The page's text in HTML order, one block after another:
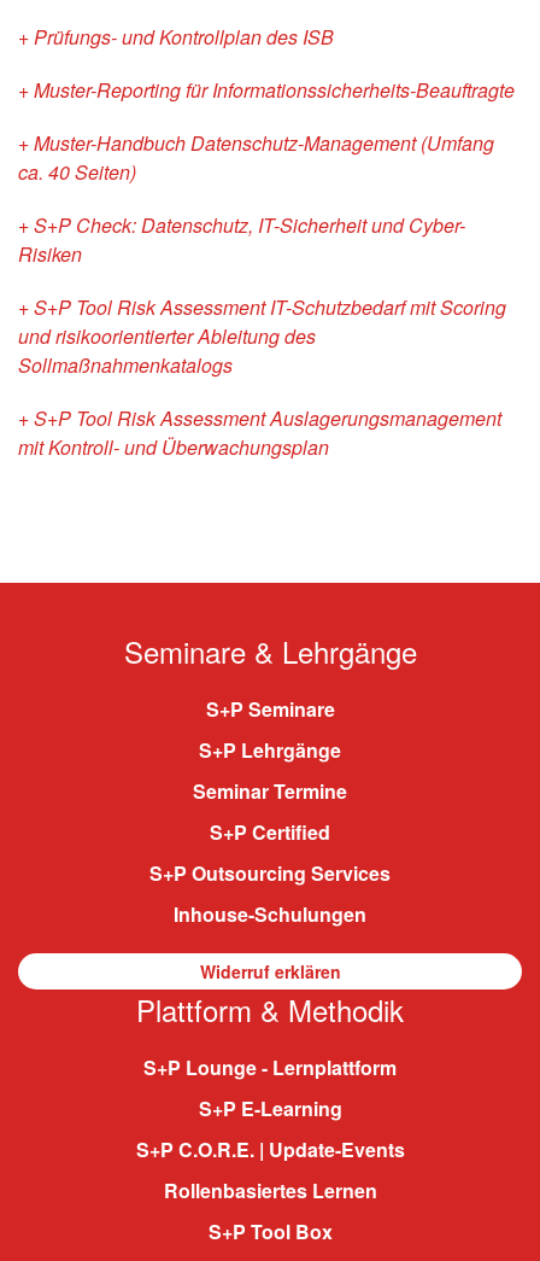
+ Prüfungs- und Kontrollplan des ISB
+ Muster-Reporting für Informationssicherheits-Beauftragte
+ Muster-Handbuch Datenschutz-Management (Umfang
ca. 40 Seiten)
+ S+P Check: Datenschutz, IT-Sicherheit und Cyber-
Risiken
+ S+P Tool Risk Assessment IT-Schutzbedarf mit Scoring
und risikoorientierter Ableitung des
Sollmaßnahmenkatalogs
+ S+P Tool Risk Assessment Auslagerungsmanagement
mit Kontroll- und Überwachungsplan
Seminare & Lehrgänge
S+P Seminare
S+P Lehrgänge
Seminar Termine
S+P Certified
S+P Outsourcing Services
Inhouse-Schulungen
Widerruf erklären
Plattform & Methodik
S+P Lounge - Lernplattform
S+P E-Learning
S+P C.O.R.E. | Update-Events
Rollenbasiertes Lernen
S+P Tool Box